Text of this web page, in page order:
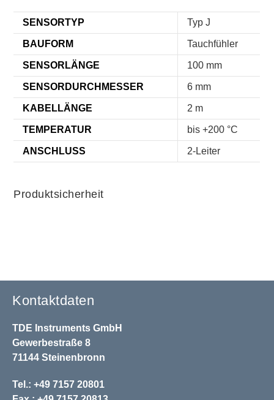
SENSORTYP Typ J
BAUFORM Tauchfühler
SENSORLÄNGE 100 mm
SENSORDURCHMESSER 6 mm
KABELLÄNGE 2 m
TEMPERATUR bis +200 °C
ANSCHLUSS 2-Leiter
Produktsicherheit
Kontaktdaten
TDE Instruments GmbH
Gewerbestraße 8
71144 Steinenbronn
Tel.: +49 7157 20801